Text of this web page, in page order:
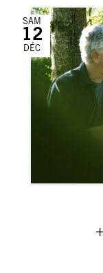
SAM
12
DÉC